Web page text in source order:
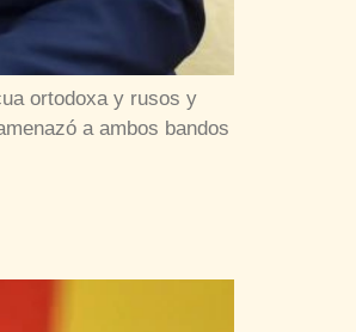
ortodoxa y rusos y
a ambos bandos